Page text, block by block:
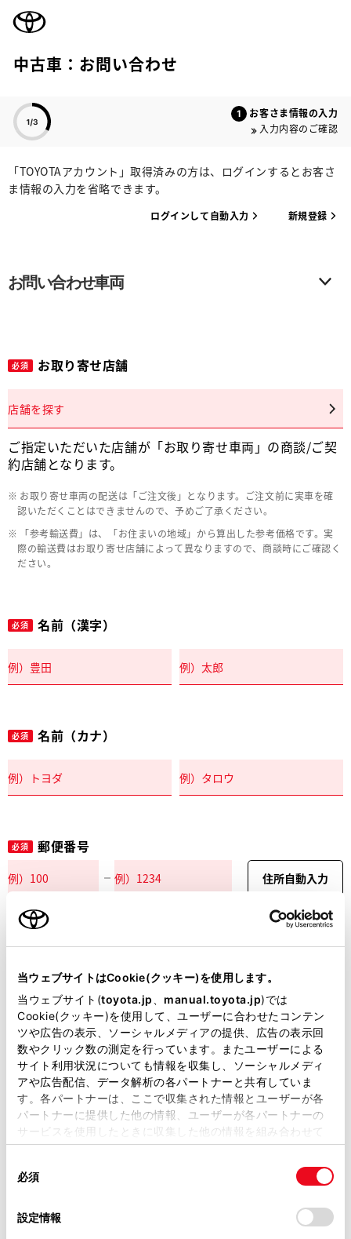
当ウェブサイトはCookie(クッキー)を使用します。
当ウェブサイト(toyota.jp manual.toyota.jp)では
Cookie(クッキー)を使用して、ユーザーに合わせたコンテン
ツや広告の表示、ソーシャルメディアの提供、広告の表示回
数やクリック数の測定を行っています。またユーザーによる
サイト利用状況についても情報を収集し、ソーシャルメディ
アや広告配信、データ解析の各パートナーと共有していま
す。各パートナーは、ここで収集された情報とユーザーが各
パートナーに提供した他の情報、ユーザーが各パートナーの
サービスを使用したときに収集した他の情報を組み合わせて
使用することがあります。当ウェブサイトの使用を続行する
デバイスにすべてのCookie(クッキー)が保存されることに同
意したことになります。Cookie(クッキー)のオプトアウト、
必須
設定情報
中古車：お問い合わせ
お客さま情報の入力
入力内容のご確認
「TOYOTAアカウント」取得済みの方は、ログインするとお客さ
ま情報の入力を省略できます。
ログインして自動入力 新規登録
お問い合わせ車両
必須 お取り寄せ店舗
店舗を探す
ご指定いただいた店舗が「お取り寄せ車両」の商談/ご契
約店舗となります。
お取り寄せ車両の配送は「ご注文後」となります。ご注文前に実車を確
認いただくことはできませんので、予めご了承ください。
「参考輸送費」は、「お住まいの地域」から算出した参考価格です。実
際の輸送費はお取り寄せ店舗によって異なりますので、商談時にご確認く
ださい。
必須 名前（漢字）
必須 名前（カナ）
必須 郵便番号
住所自動入力
必須 都道府県
必須 市区町村名
必須 丁目番地